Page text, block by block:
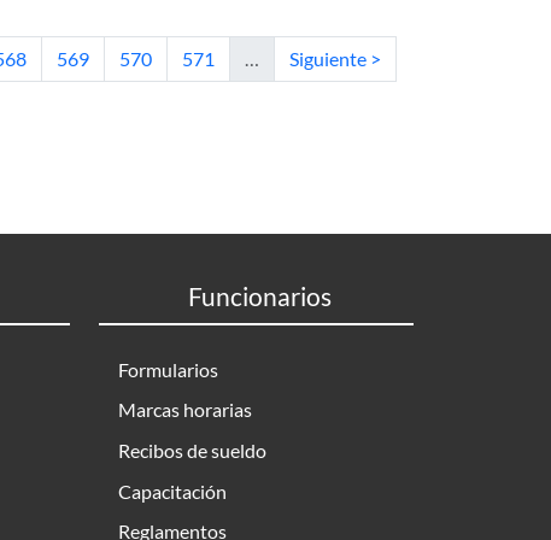
Aplicación en u aerogenerador
Página
569 Página
570 Página
571 … Siguiente página
Siguiente >
Funcionarios
Formularios
Marcas horarias
Recibos de sueldo
Capacitación
Reglamentos